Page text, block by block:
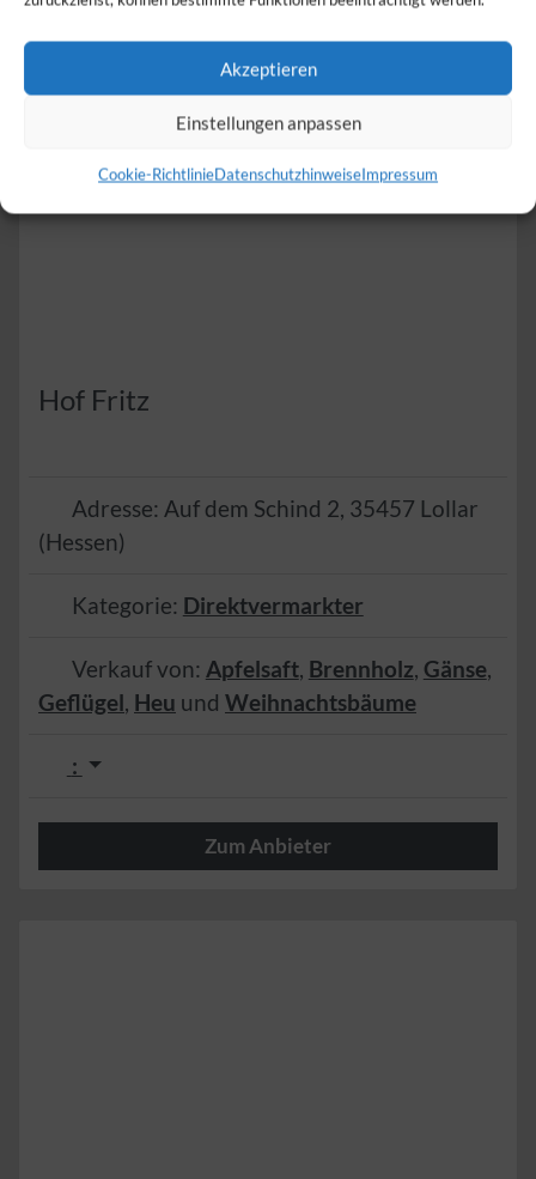
Akzeptieren
Einstellungen anpassen
Cookie-RichtlinieDatenschutzhinweiseImpressum
Zum Anbieter
Hof Fritz
Adresse: Auf dem Schind 2, 35457 Lollar
(Hessen)
Kategorie: Direktvermarkter
Verkauf von: Apfelsaft, Brennholz, Gänse,
Geflügel, Heu und Weihnachtsbäume
:
Zum Anbieter